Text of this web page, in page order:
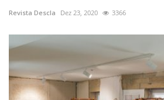
Revista Descla Dez 23, 2020 3366